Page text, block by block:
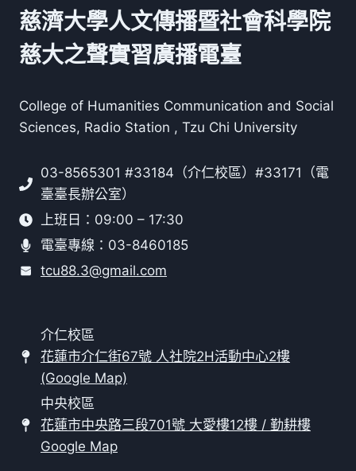
慈濟大學人文傳播暨社會科學院
慈大之聲實習廣播電臺
College of Humanities Communication and Social
Sciences, Radio Station , Tzu Chi University
03-8565301 #33184（介仁校區）#33171（電
臺臺長辦公室）
上班日：09:00 – 17:30
電臺專線：03-8460185
tcu88.3@gmail.com
介仁校區
花蓮市介仁街67號 人社院2H活動中心2樓
(Google Map)
中央校區
花蓮市中央路三段701號 大愛樓12樓 / 勤耕樓
Google Map